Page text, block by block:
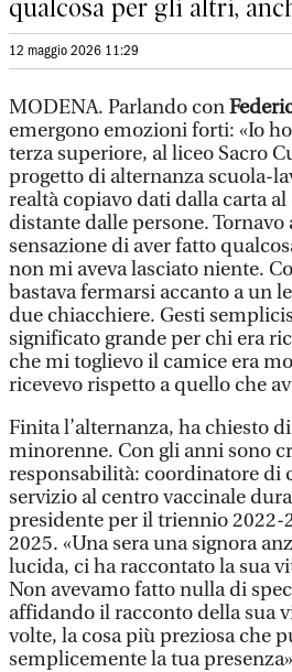
qualcosa per gli altri,
12 maggio 2026 11:29
MODENA. Parlando con
emergono emozioni forti: «Io
terza superiore, al liceo Sacro
progetto di alternanza scuola-
realtà copiavo dati dalla carta
distante dalle persone. Tornavo
sensazione di aver fatto
non mi aveva lasciato niente.
bastava fermarsi accanto a un
due chiacchiere. Gesti
significato grande per chi era
che mi toglievo il camice era
ricevevo rispetto a quello che
Finita l’alternanza, ha chiesto
minorenne. Con gli anni sono
responsabilità: coordinatore di
servizio al centro vaccinale
presidente per il triennio 2022-
2025. «Una sera una signora
lucida, ci ha raccontato la sua
Non avevamo fatto nulla di
affidando il racconto della sua
volte, la cosa più preziosa che
semplicemente la tua